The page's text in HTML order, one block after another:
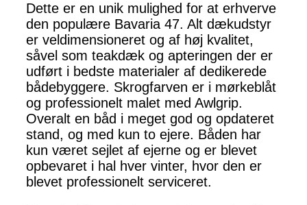
Dette er en unik mulighed for at erhverve
den populære Bavaria 47. Alt dækudstyr
er veldimensioneret og af høj kvalitet,
såvel som teakdæk og apteringen der er
udført i bedste materialer af dedikerede
bådebyggere. Skrogfarven er i mørkeblåt
og professionelt malet med Awlgrip.
Overalt en båd i meget god og opdateret
stand, og med kun to ejere. Båden har
kun været sejlet af ejerne og er blevet
opbevaret i hal hver vinter, hvor den er
blevet professionelt serviceret.